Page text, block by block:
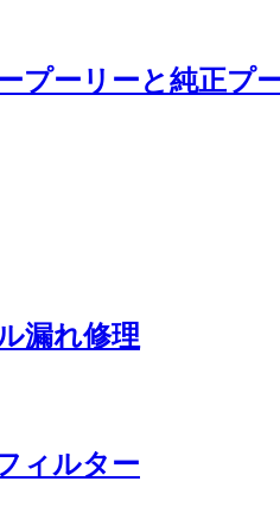
プーリーと純正プ
漏れ修理
ィルター